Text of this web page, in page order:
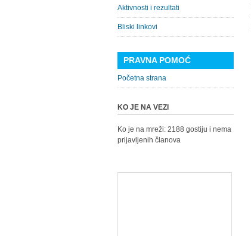
Aktivnosti i rezultati
Bliski linkovi
PRAVNA POMOĆ
Početna strana
KO JE NA VEZI
Ko je na mreži: 2188 gostiju i nema
prijavljenih članova